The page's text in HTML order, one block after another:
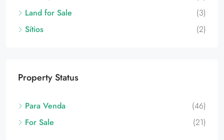
Land for Sale
(3)
Sítios
(2)
Property Status
Para Venda
(46)
For Sale
(21)